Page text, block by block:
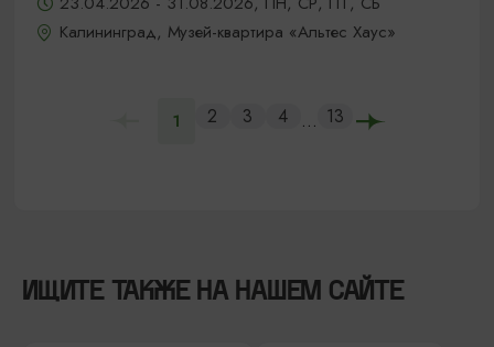
Калининград, Музей-квартира «Альтес Хаус»
1 2 3 4 ... 13
ИЩИТЕ ТАКЖЕ НА НАШЕМ САЙТЕ